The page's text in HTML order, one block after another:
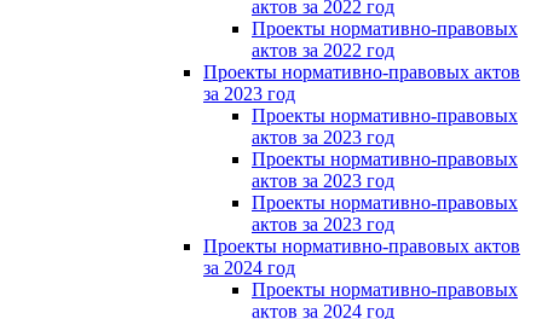
актов за 2022 год
Проекты нормативно-правовых
актов за 2022 год
Проекты нормативно-правовых актов
за 2023 год
Проекты нормативно-правовых
актов за 2023 год
Проекты нормативно-правовых
актов за 2023 год
Проекты нормативно-правовых
актов за 2023 год
Проекты нормативно-правовых актов
за 2024 год
Проекты нормативно-правовых
актов за 2024 год